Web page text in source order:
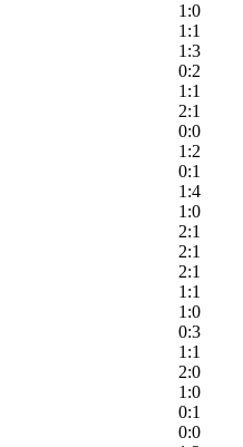
1:0
1:1
1:3
0:2
1:1
2:1
0:0
1:2
0:1
1:4
1:0
2:1
2:1
2:1
1:1
1:0
0:3
1:1
2:0
1:0
0:1
0:0